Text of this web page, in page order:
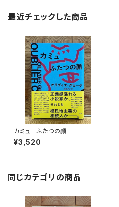
最近チェックした商品
カミュ ふたつの顔
¥3,520
同じカテゴリの商品